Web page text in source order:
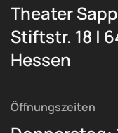
Theater
Stiftstr. 18 |
Hessen
Öffnungszeiten